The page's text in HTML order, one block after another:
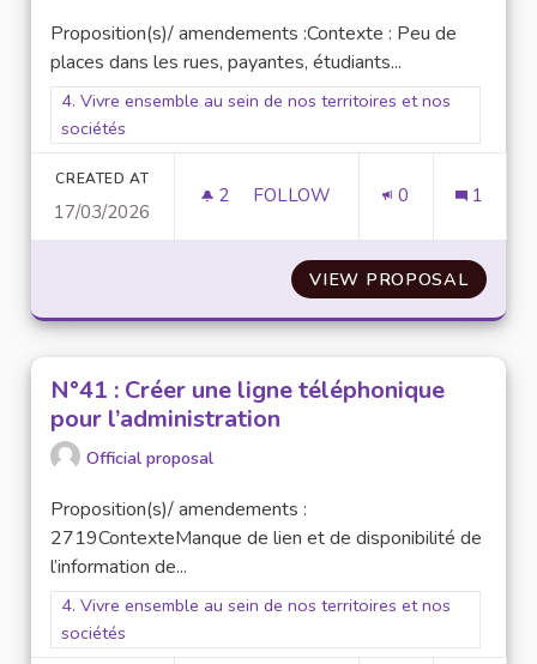
Proposition(s)/ amendements :Contexte : Peu de
places dans les rues, payantes, étudiants...
Filter results for scope: 4. Vivre ensemble au sein de nos
4. Vivre ensemble au sein de nos territoires et nos
sociétés
CREATED AT
17/03/2026
2 2 FOLLOWERS
FOLLOW 0 1
VIEW PROPOSALN°32 :
N°41 : Créer une ligne téléphonique
pour l’administration
Official proposal
Proposition(s)/ amendements :
2719ContexteManque de lien et de disponibilité de
l’information de...
Filter results for scope: 4. Vivre ensemble au sein de nos
4. Vivre ensemble au sein de nos territoires et nos
sociétés